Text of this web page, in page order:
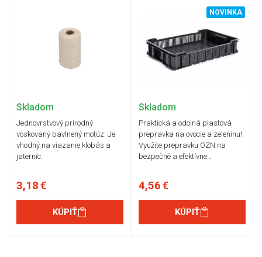
Skladom
Jednovrstvový prírodný
voskovaný bavlnený motúz. Je
vhodný na viazanie klobás a
jaterníc.
3,18 €
KÚPIŤ
NOVINKA
Skladom
Praktická a odolná plastová
prepravka na ovocie a zeleninu!
Využite prepravku OZN na
bezpečné a efektívne…
4,56 €
KÚPIŤ